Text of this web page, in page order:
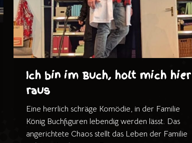
Ich bin im Buch, holt mich hier
raus
Eine herrlich schräge Komödie, in der Familie
König Buchfiguren lebendig werden lässt. Das
angerichtete Chaos stellt das Leben der Familie